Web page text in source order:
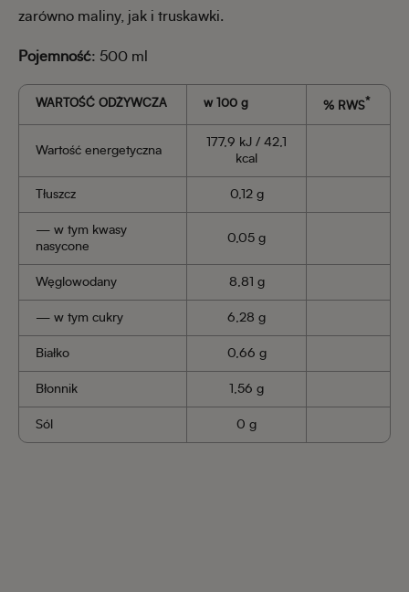
zarówno maliny, jak i truskawki.
Pojemność: 500 ml
WARTOŚĆ ODŻYWCZA w 100 g % RWS*
Wartość energetyczna
177,9 kJ / 42,1
kcal
Tłuszcz 0,12 g
— w tym kwasy
nasycone
0,05 g
Węglowodany 8,81 g
— w tym cukry 6,28 g
Białko 0,66 g
Błonnik 1,56 g
Sól 0 g